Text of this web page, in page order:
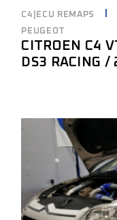
C4|ECU REMAPS
PEUGEOT
CITROEN C4
DS3 RACING /